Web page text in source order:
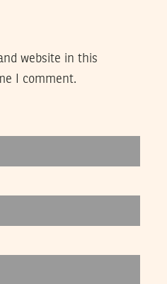
website in this
I comment.